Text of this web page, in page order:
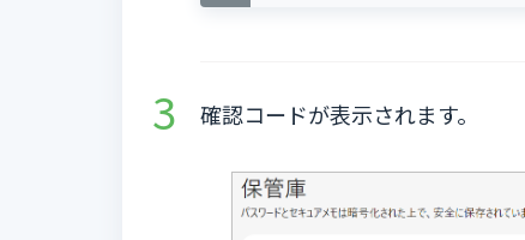
確認コードが表示されます。